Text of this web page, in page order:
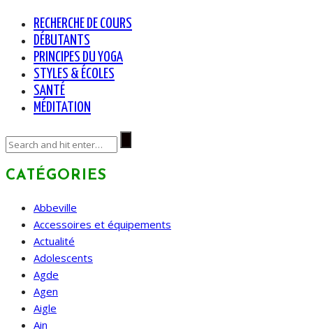
RECHERCHE DE COURS
DÉBUTANTS
PRINCIPES DU YOGA
STYLES & ÉCOLES
SANTÉ
MÉDITATION
CATÉGORIES
Abbeville
Accessoires et équipements
Actualité
Adolescents
Agde
Agen
Aigle
Ain